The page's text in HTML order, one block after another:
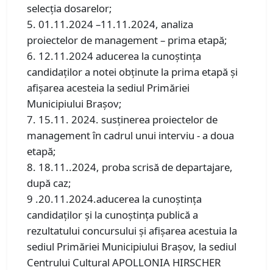
selecţia dosarelor;
5. 01.11.2024 –11.11.2024, analiza
proiectelor de management – prima etapă;
6. 12.11.2024 aducerea la cunoştinţa
candidaţilor a notei obţinute la prima etapă şi
afişarea acesteia la sediul Primăriei
Municipiului Braşov;
7. 15.11. 2024. susţinerea proiectelor de
management în cadrul unui interviu - a doua
etapă;
8. 18.11..2024, proba scrisă de departajare,
după caz;
9 .20.11.2024.aducerea la cunoştinţa
candidaţilor şi la cunoştinţa publică a
rezultatului concursului şi afişarea acestuia la
sediul Primăriei Municipiului Braşov, la sediul
Centrului Cultural APOLLONIA HIRSCHER